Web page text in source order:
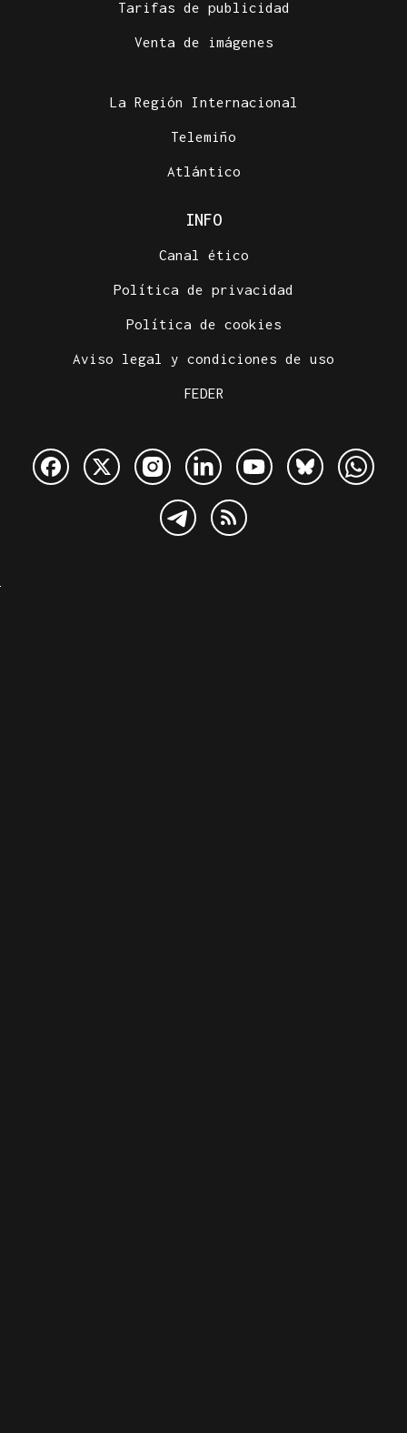
Tarifas de publicidad
Venta de imágenes
La Región Internacional
Telemiño
Atlántico
INFO
Canal ético
Política de privacidad
Política de cookies
Aviso legal y condiciones de uso
FEDER